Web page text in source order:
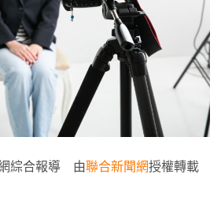
綜合報導 由聯合新聞網授權轉載